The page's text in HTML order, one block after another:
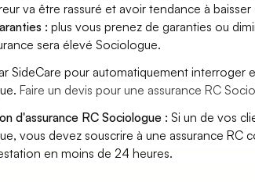
va être rassuré et avoir tendance à baisser
:plus vous prenez de garanties ou
sera élevé Sociologue.
SideCare pour automatiquement interroger
Faire un devis pour une assurance RC
d'assurance RC Sociologue : Si un de vos
vous devez souscrire à une assurance
en moins de 24 heures.